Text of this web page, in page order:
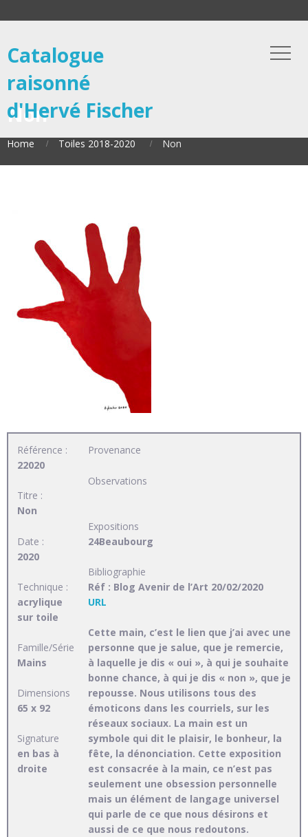
Catalogue
raisonné
d'Hervé Fischer
Non
Home Toiles 2018-2020 Non
Référence :
22020
Titre :
Non
Date :
2020
Technique :
acrylique
sur toile
Famille/Série
Mains
Dimensions
65 x 92
Signature
en bas à
droite
Provenance
Observations
Expositions
24Beaubourg
Bibliographie
Réf : Blog Avenir de l’Art 20/02/2020
URL
Cette main, c’est le lien que j’ai avec une
personne que je salue, que je remercie,
à laquelle je dis « oui », à qui je souhaite
bonne chance, à qui je dis « non », que je
repousse. Nous utilisons tous des
émoticons dans les courriels, sur les
réseaux sociaux. La main est un
symbole qui dit le plaisir, le bonheur, la
fête, la dénonciation. Cette exposition
est consacrée à la main, ce n’est pas
seulement une obsession personnelle
mais un élément de langage universel
qui parle de ce que nous désirons et
aussi de ce que nous redoutons.